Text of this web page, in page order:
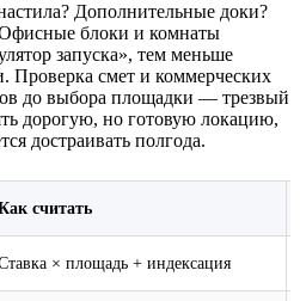
Дополнительные доки?
блоки и комнаты
запуска», тем меньше
Проверка смет и коммерческих
до выбора площадки — трезвый
дорогую, но готовую локацию,
достраивать полгода.
считать
× площадь + индексация